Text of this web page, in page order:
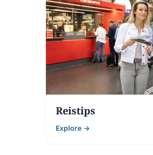
Reistips
Explore →